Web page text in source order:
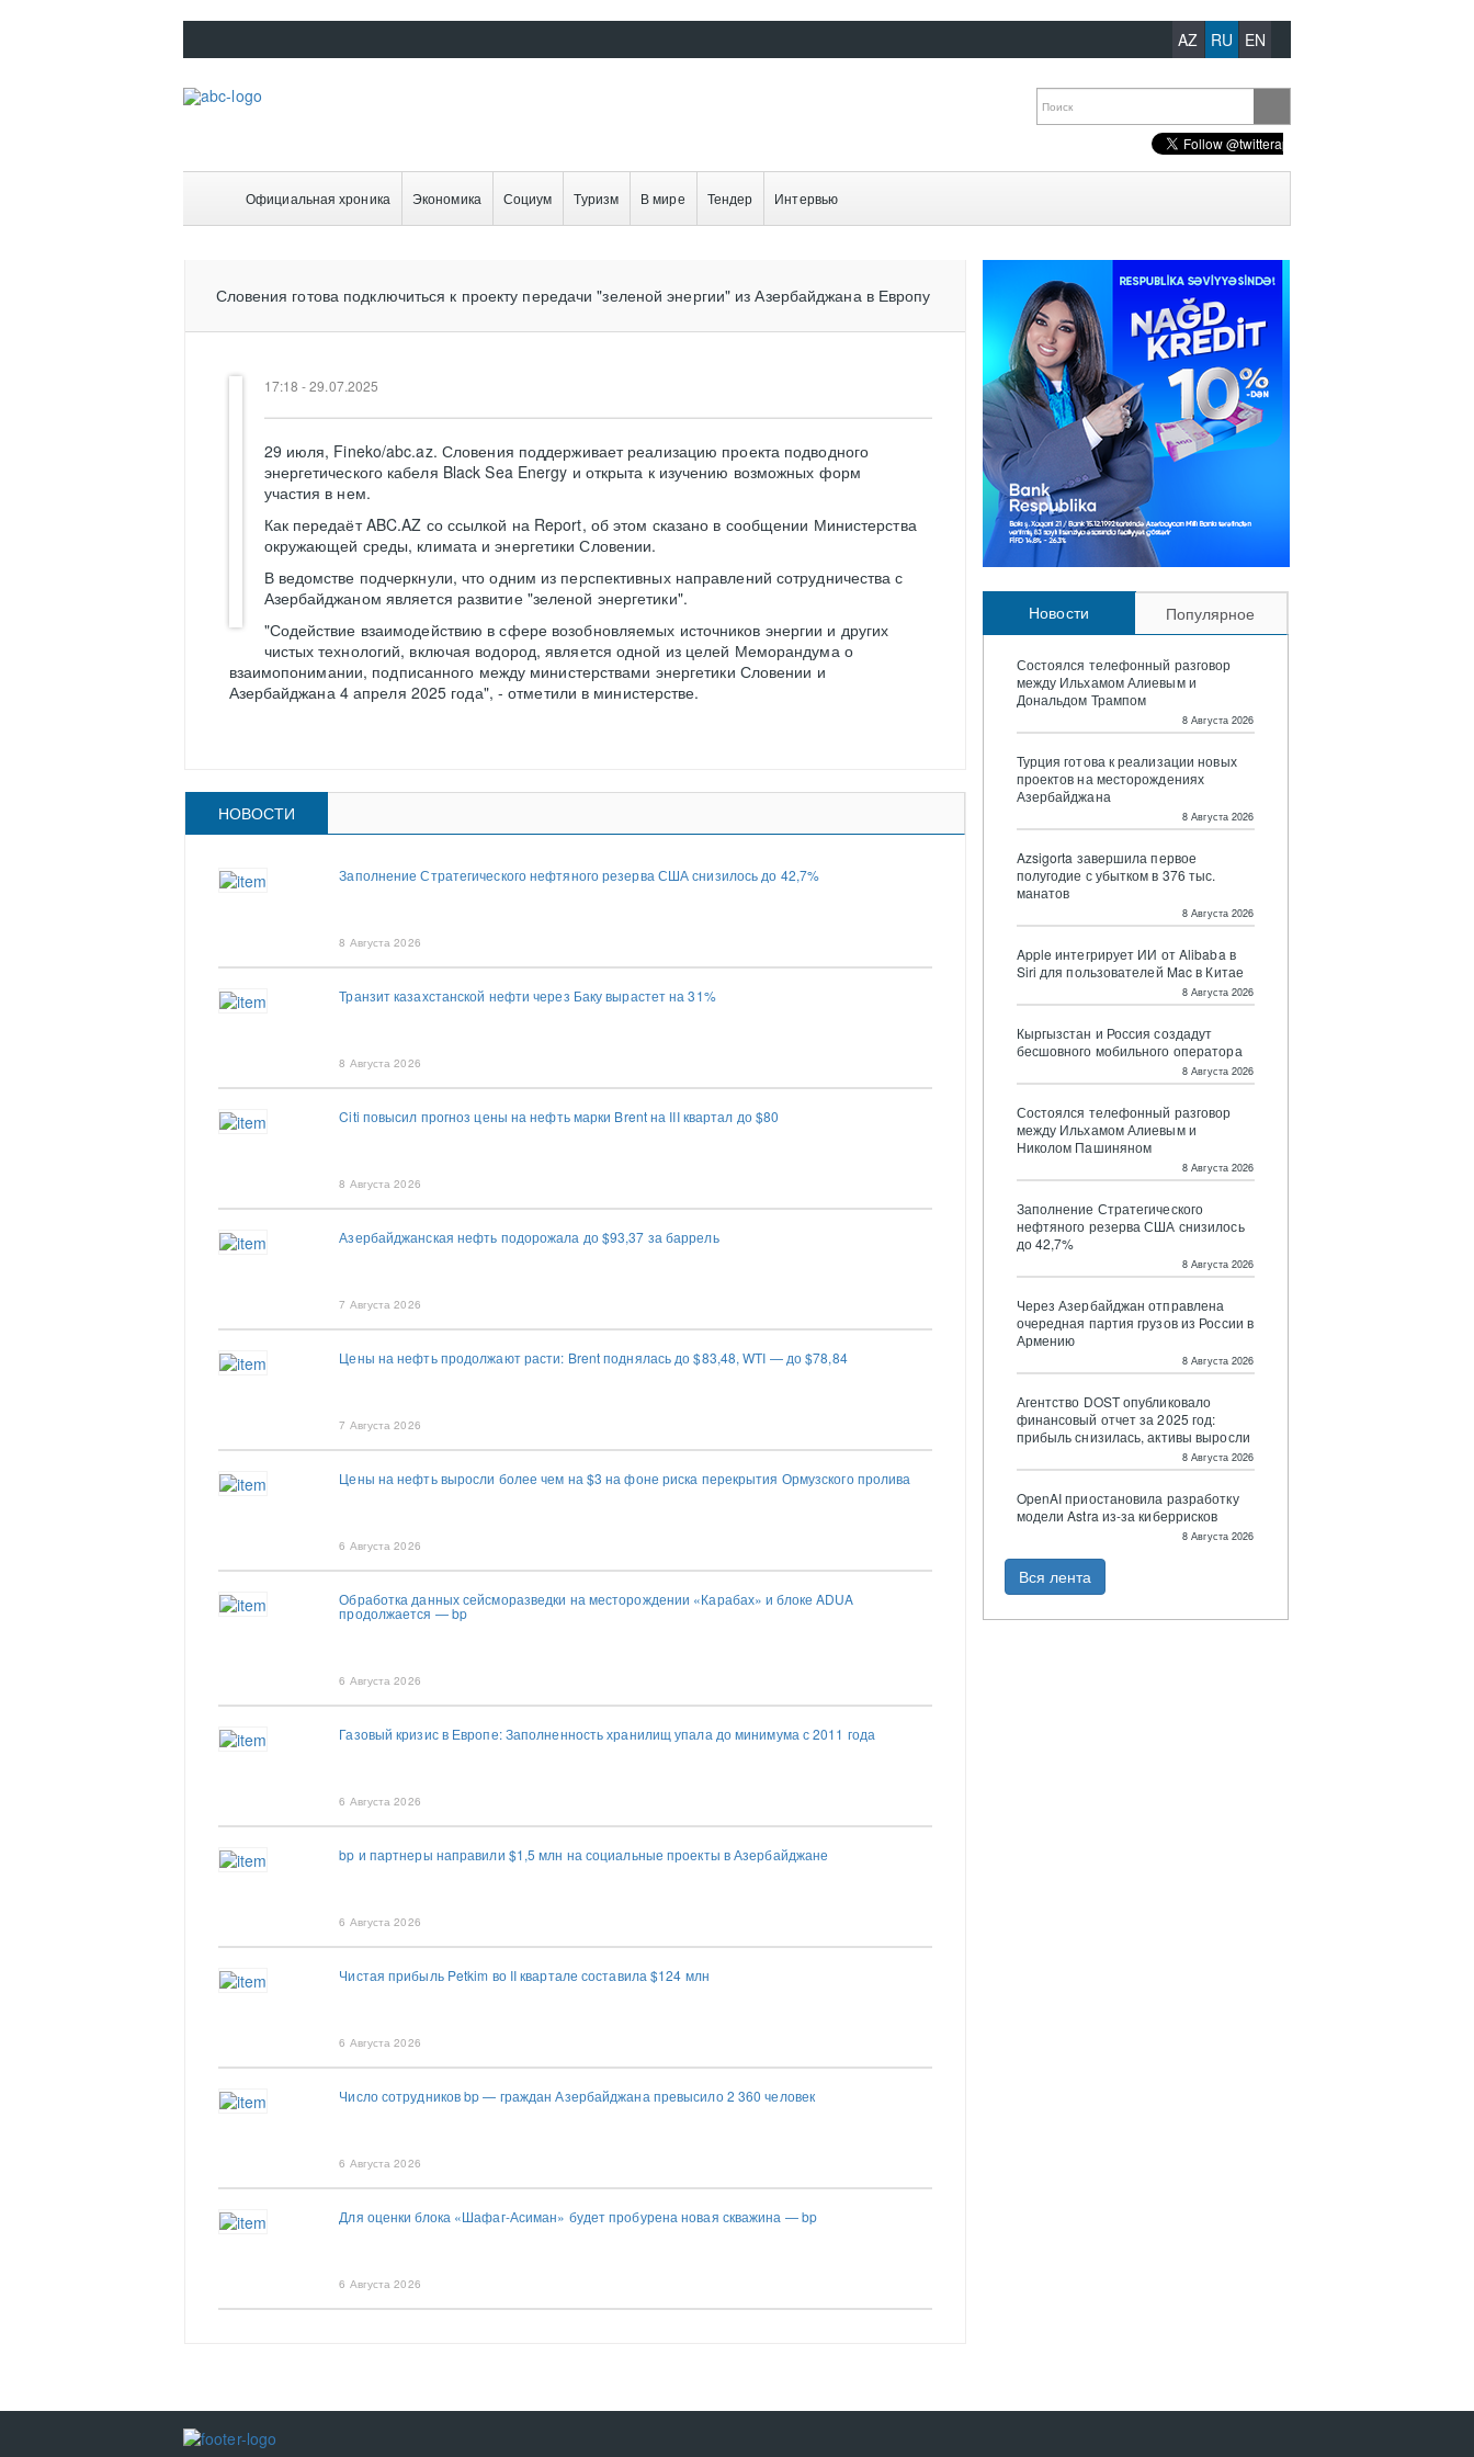
AZ RU EN
Официальная хроника Экономика Социум Туризм В мире Тендер Интервью
Словения готова подключиться к проекту передачи "зеленой энергии" из Азербайджана в Европу
17:18 - 29.07.2025
29 июля, Fineko/abc.az. Словения поддерживает реализацию проекта подводного
энергетического кабеля Black Sea Energy и открыта к изучению возможных форм
участия в нем.
Как передаёт ABC.AZ со ссылкой на Report, об этом сказано в сообщении Министерства
окружающей среды, климата и энергетики Словении.
В ведомстве подчеркнули, что одним из перспективных направлений сотрудничества с
Азербайджаном является развитие "зеленой энергетики".
"Содействие взаимодействию в сфере возобновляемых источников энергии и других
чистых технологий, включая водород, является одной из целей Меморандума о
взаимопонимании, подписанного между министерствами энергетики Словении и
Азербайджана 4 апреля 2025 года", - отметили в министерстве.
НОВОСТИ
Заполнение Стратегического нефтяного резерва США снизилось до 42,7%
8 Августа 2026
Транзит казахстанской нефти через Баку вырастет на 31%
8 Августа 2026
Citi повысил прогноз цены на нефть марки Brent на III квартал до $80
8 Августа 2026
Азербайджанская нефть подорожала до $93,37 за баррель
7 Августа 2026
Цены на нефть продолжают расти: Brent поднялась до $83,48, WTI — до $78,84
7 Августа 2026
Цены на нефть выросли более чем на $3 на фоне риска перекрытия Ормузского пролива
6 Августа 2026
Обработка данных сейсморазведки на месторождении «Карабах» и блоке ADUA
продолжается — bp
6 Августа 2026
Газовый кризис в Европе: Заполненность хранилищ упала до минимума с 2011 года
6 Августа 2026
bp и партнеры направили $1,5 млн на социальные проекты в Азербайджане
6 Августа 2026
Чистая прибыль Petkim во II квартале составила $124 млн
6 Августа 2026
Число сотрудников bp — граждан Азербайджана превысило 2 360 человек
6 Августа 2026
Для оценки блока «Шафаг-Асиман» будет пробурена новая скважина — bp
6 Августа 2026
Новости Популярное
Состоялся телефонный разговор
между Ильхамом Алиевым и
Дональдом Трампом
8 Августа 2026
Турция готова к реализации новых
проектов на месторождениях
Азербайджана
8 Августа 2026
Azsigorta завершила первое
полугодие с убытком в 376 тыс.
манатов
8 Августа 2026
Apple интегрирует ИИ от Alibaba в
Siri для пользователей Mac в Китае
8 Августа 2026
Кыргызстан и Россия создадут
бесшовного мобильного оператора
8 Августа 2026
Состоялся телефонный разговор
между Ильхамом Алиевым и
Николом Пашиняном
8 Августа 2026
Заполнение Стратегического
нефтяного резерва США снизилось
до 42,7%
8 Августа 2026
Через Азербайджан отправлена
очередная партия грузов из России в
Армению
8 Августа 2026
Агентство DOST опубликовало
финансовый отчет за 2025 год:
прибыль снизилась, активы выросли
8 Августа 2026
OpenAI приостановила разработку
модели Astra из-за киберрисков
8 Августа 2026
Вся лента